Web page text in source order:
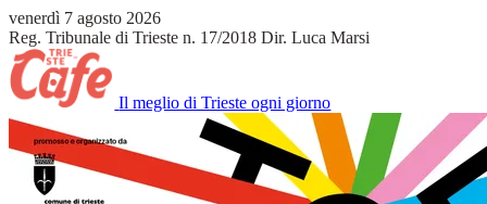
venerdì 7 agosto 2026
Reg. Tribunale di Trieste n. 17/2018 Dir. Luca Marsi
Il meglio di Trieste ogni giorno